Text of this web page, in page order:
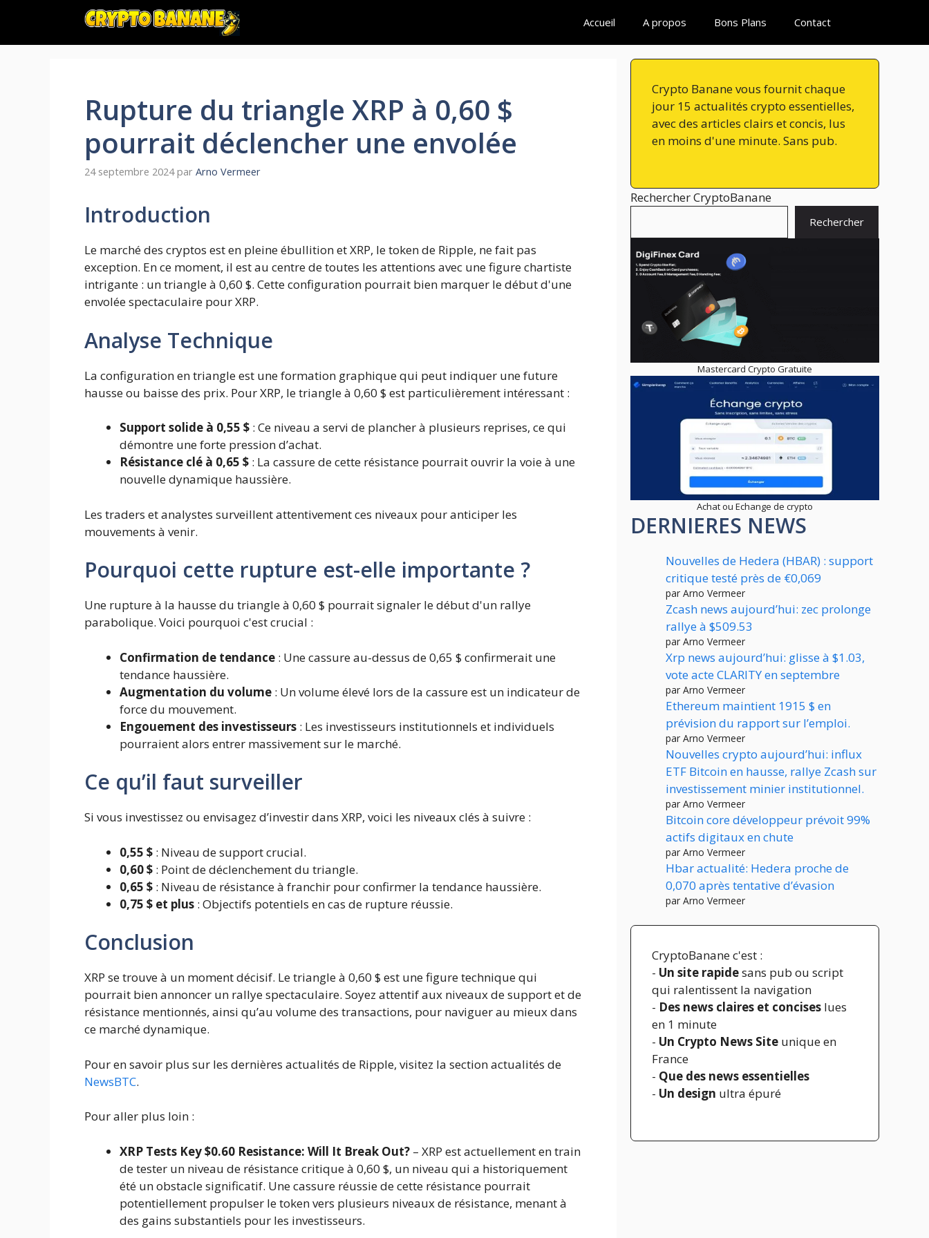
contenu
Accueil A propos Bons Plans Contact
Rupture du triangle XRP à 0,60 $
pourrait déclencher une envolée
24 septembre 2024 par Arno Vermeer
Introduction
Le marché des cryptos est en pleine ébullition et XRP, le token de Ripple, ne fait pas
exception. En ce moment, il est au centre de toutes les attentions avec une figure chartiste
intrigante : un triangle à 0,60 $. Cette configuration pourrait bien marquer le début d'une
envolée spectaculaire pour XRP.
Analyse Technique
La configuration en triangle est une formation graphique qui peut indiquer une future
hausse ou baisse des prix. Pour XRP, le triangle à 0,60 $ est particulièrement intéressant :
Support solide à 0,55 $ : Ce niveau a servi de plancher à plusieurs reprises, ce qui
démontre une forte pression d’achat.
Résistance clé à 0,65 $ : La cassure de cette résistance pourrait ouvrir la voie à une
nouvelle dynamique haussière.
Les traders et analystes surveillent attentivement ces niveaux pour anticiper les
mouvements à venir.
Pourquoi cette rupture est-elle importante ?
Une rupture à la hausse du triangle à 0,60 $ pourrait signaler le début d'un rallye
parabolique. Voici pourquoi c'est crucial :
Confirmation de tendance : Une cassure au-dessus de 0,65 $ confirmerait une
tendance haussière.
Augmentation du volume : Un volume élevé lors de la cassure est un indicateur de
force du mouvement.
Engouement des investisseurs : Les investisseurs institutionnels et individuels
pourraient alors entrer massivement sur le marché.
Ce qu’il faut surveiller
Si vous investissez ou envisagez d’investir dans XRP, voici les niveaux clés à suivre :
0,55 $ : Niveau de support crucial.
0,60 $ : Point de déclenchement du triangle.
0,65 $ : Niveau de résistance à franchir pour confirmer la tendance haussière.
0,75 $ et plus : Objectifs potentiels en cas de rupture réussie.
Conclusion
XRP se trouve à un moment décisif. Le triangle à 0,60 $ est une figure technique qui
pourrait bien annoncer un rallye spectaculaire. Soyez attentif aux niveaux de support et de
résistance mentionnés, ainsi qu’au volume des transactions, pour naviguer au mieux dans
ce marché dynamique.
Pour en savoir plus sur les dernières actualités de Ripple, visitez la section actualités de
NewsBTC.
Pour aller plus loin :
XRP Tests Key $0.60 Resistance: Will It Break Out? – XRP est actuellement en train
de tester un niveau de résistance critique à 0,60 $, un niveau qui a historiquement
été un obstacle significatif. Une cassure réussie de cette résistance pourrait
potentiellement propulser le token vers plusieurs niveaux de résistance, menant à
des gains substantiels pour les investisseurs.
Crypto Banane vous fournit chaque
jour 15 actualités crypto essentielles,
avec des articles clairs et concis, lus
en moins d'une minute. Sans pub.
Rechercher CryptoBanane
Rechercher
Mastercard Crypto Gratuite
Achat ou Echange de crypto
DERNIERES NEWS
Nouvelles de Hedera (HBAR) : support
critique testé près de €0,069
par Arno Vermeer
Zcash news aujourd’hui: zec prolonge
rallye à $509.53
par Arno Vermeer
Xrp news aujourd’hui: glisse à $1.03,
vote acte CLARITY en septembre
par Arno Vermeer
Ethereum maintient 1915 $ en
prévision du rapport sur l’emploi.
par Arno Vermeer
Nouvelles crypto aujourd’hui: influx
ETF Bitcoin en hausse, rallye Zcash sur
investissement minier institutionnel.
par Arno Vermeer
Bitcoin core développeur prévoit 99%
actifs digitaux en chute
par Arno Vermeer
Hbar actualité: Hedera proche de
0,070 après tentative d’évasion
par Arno Vermeer
CryptoBanane c'est :
- Un site rapidesans pub ou script
qui ralentissent la navigation
- Des news claires et concises lues
en 1 minute
- Un Crypto News Site unique en
France
- Que des news essentielles
- Un design ultra épuré